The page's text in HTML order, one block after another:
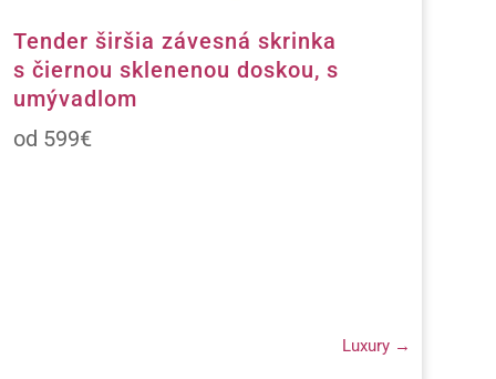
Tender širšia závesná skrinka
s čiernou sklenenou doskou, s
umývadlom
599€
Luxury →